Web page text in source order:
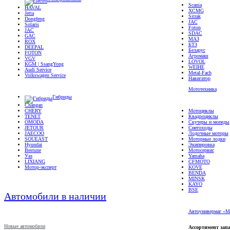
HAVAL
Jetta
Dongfeng
Solaris
JAC
GAC
ROX
DEEPAL
FOTON
VGV
KGM | SsangYong
Audi Service
Volkswagen Service
Гибриды
Changan
CHERY
TENET
OMODA
JETOUR
JAECOO
SOUEAST
Hyundai
Bestune
Уаз
LIXIANG
Мотор-эксперт
Автомобили в наличии
Новые автомобили
Scania
XCMG
Sitrak
JAC
Foton
SDAC
МАЗ
БТЗ
Беларус
Агромаш
LOVOL
WEIHE
Metal-Fach
Навигатор
Мототехника
Мотоциклы
Квадроциклы
Скутеры и мопеды
Снегоходы
Лодочные моторы
Моторные лодки
Экипировка
Мотосервис
Yamaha
CFMOTO
KOVE
BENDA
MINSK
KAYO
BSE
Автоунивермаг
Ассортимент